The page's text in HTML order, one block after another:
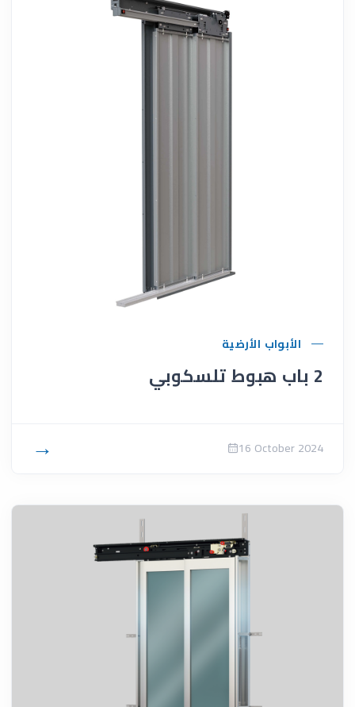
الأبواب الأرضية
16 October 2024
→